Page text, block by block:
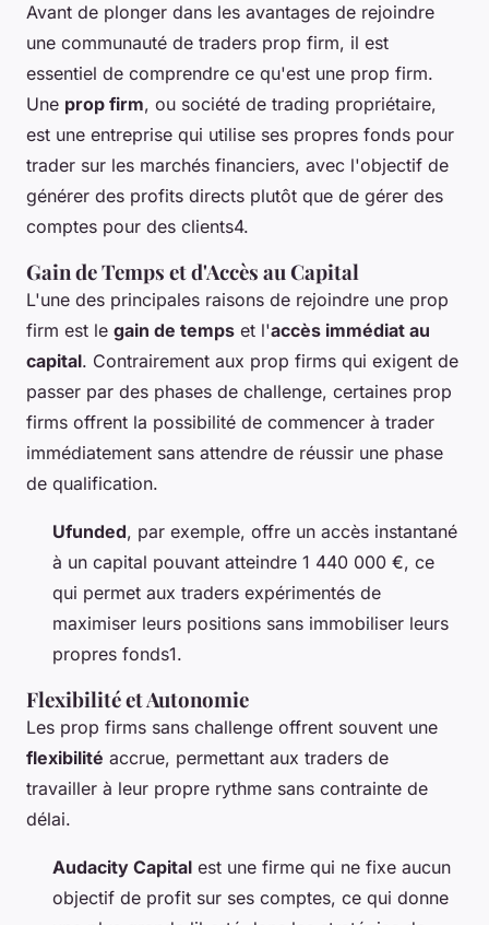
Avant de plonger dans les avantages de rejoindre
une communauté de traders prop firm, il est
essentiel de comprendre ce qu'est une prop firm.
Une prop firm, ou société de trading propriétaire,
est une entreprise qui utilise ses propres fonds pour
trader sur les marchés financiers, avec l'objectif de
générer des profits directs plutôt que de gérer des
comptes pour des clients4.
Gain de Temps et d'Accès au Capital
L'une des principales raisons de rejoindre une prop
firm est le gain de temps et l'accès immédiat au
capital. Contrairement aux prop firms qui exigent de
passer par des phases de challenge, certaines prop
firms offrent la possibilité de commencer à trader
immédiatement sans attendre de réussir une phase
de qualification.
Ufunded, par exemple, offre un accès instantané
à un capital pouvant atteindre 1 440 000 €, ce
qui permet aux traders expérimentés de
maximiser leurs positions sans immobiliser leurs
propres fonds1.
Flexibilité et Autonomie
Les prop firms sans challenge offrent souvent une
flexibilité accrue, permettant aux traders de
travailler à leur propre rythme sans contrainte de
délai.
Audacity Capital est une firme qui ne fixe aucun
objectif de profit sur ses comptes, ce qui donne